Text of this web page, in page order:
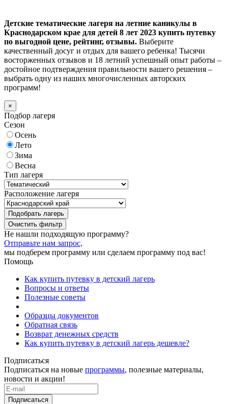
Детские тематические лагеря на летние каникулы в
Краснодарском крае для детей 8 лет 2023 купить путевку
по выгодной цене, рейтинг, отзывы. Выберите
качественный досуг и отдых для вашего ребенка! Тысячи
восторженных отзывов и 18 летний успешный опыт работы –
достойное подтверждения правильности вашего решения –
выбрать одну из наших многочисленных авторских
программ!
×
Подбор лагеря
Сезон
Осень
Лето
Зима
Весна
Тип лагеря
Расположение лагеря
Подобрать лагерь
Не нашли подходящую программу?
Отправьте нам запрос,
мы подберем программу или сделаем программу под вас!
Помощь
Как купить путевку в детский лагерь
Вопросы и ответы
Полезные советы
Образцы документов
Обратная связь
Возврат денежных средств
Как купить путевку в детский лагерь дешевле?
Подписаться
Подписаться на новые программы, полезные материалы,
новости и акции!
Подписаться